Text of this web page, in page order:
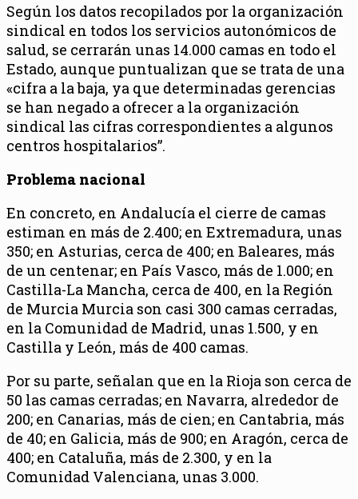
Según los datos recopilados por la organización
sindical en todos los servicios autonómicos de
salud, se cerrarán unas 14.000 camas en todo el
Estado, aunque puntualizan que se trata de una
«cifra a la baja, ya que determinadas gerencias
se han negado a ofrecer a la organización
sindical las cifras correspondientes a algunos
centros hospitalarios”.
Problema nacional
En concreto, en Andalucía el cierre de camas
estiman en más de 2.400; en Extremadura, unas
350; en Asturias, cerca de 400; en Baleares, más
de un centenar; en País Vasco, más de 1.000; en
Castilla-La Mancha, cerca de 400, en la Región
de Murcia Murcia son casi 300 camas cerradas,
en la Comunidad de Madrid, unas 1.500, y en
Castilla y León, más de 400 camas.
Por su parte, señalan que en la Rioja son cerca de
50 las camas cerradas; en Navarra, alrededor de
200; en Canarias, más de cien; en Cantabria, más
de 40; en Galicia, más de 900; en Aragón, cerca de
400; en Cataluña, más de 2.300, y en la
Comunidad Valenciana, unas 3.000.